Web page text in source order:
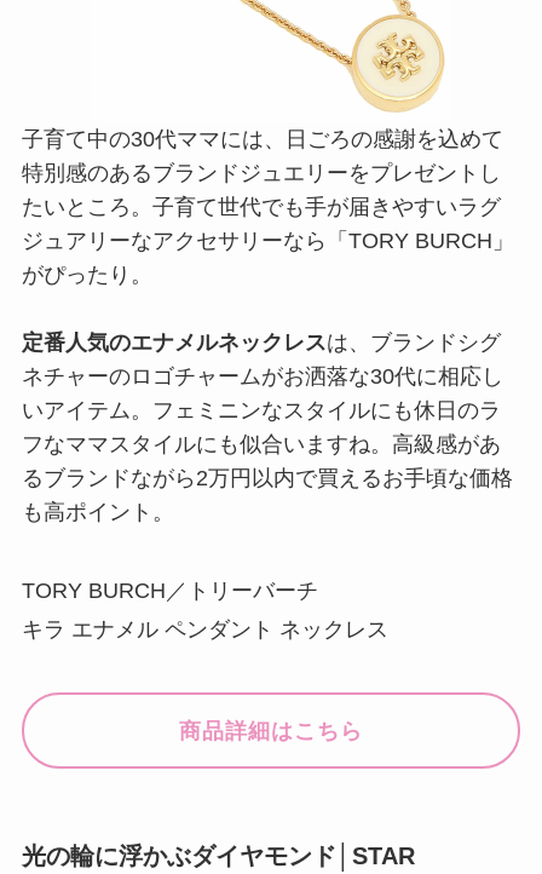
子育て中の30代ママには、日ごろの感謝を込めて
特別感のあるブランドジュエリーをプレゼントし
たいところ。子育て世代でも手が届きやすいラグ
ジュアリーなアクセサリーなら「TORY BURCH」
がぴったり。
定番人気のエナメルネックレスは、ブランドシグ
ネチャーのロゴチャームがお洒落な30代に相応し
いアイテム。フェミニンなスタイルにも休日のラ
フなママスタイルにも似合いますね。高級感があ
るブランドながら2万円以内で買えるお手頃な価格
も高ポイント。
TORY BURCH／トリーバーチ
キラ エナメル ペンダント ネックレス
商品詳細はこちら
光の輪に浮かぶダイヤモンド│STAR